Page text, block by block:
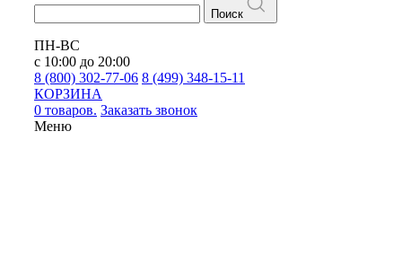
Поиск
ПН-ВС
с 10:00 до 20:00
8 (800) 302-77-06 8 (499) 348-15-11
КОРЗИНА
0 товаров. Заказать звонок
Меню